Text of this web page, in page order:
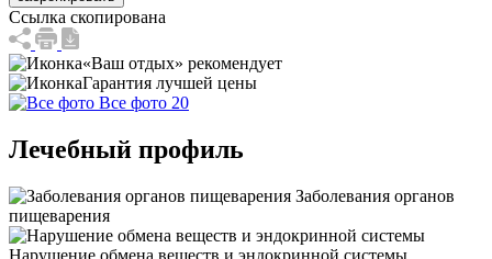
Ссылка скопирована
«Ваш отдых» рекомендует
Гарантия лучшей цены
Все фото 20
Лечебный профиль
Заболевания органов
пищеварения
Нарушение обмена веществ и эндокринной системы